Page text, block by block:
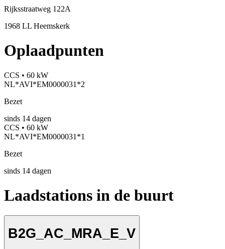
Rijksstraatweg 122A
1968 LL Heemskerk
Oplaadpunten
CCS • 60 kW
NL*AVI*EM0000031*2
Bezet
sinds 14 dagen
CCS • 60 kW
NL*AVI*EM0000031*1
Bezet
sinds 14 dagen
Laadstations in de buurt
B2G_AC_MRA_E_V